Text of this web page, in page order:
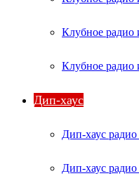
Клубное
Клубное
Дип-хаус
Дип-хаус
Дип-хаус